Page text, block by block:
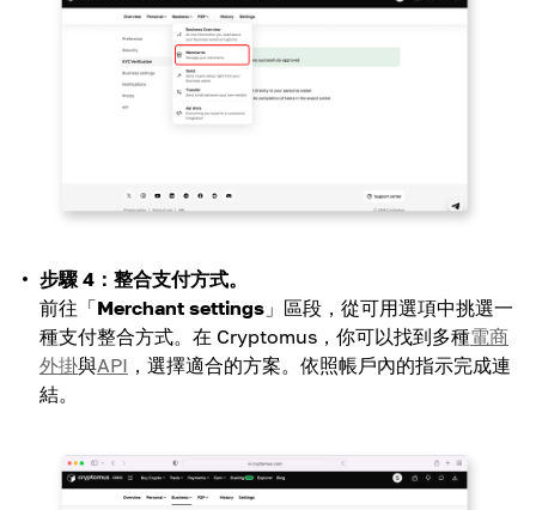
步驟 4：整合支付方式。
前往「Merchant settings 」區段，從可用選項中挑選一
種支付整合方式。在 Cryptomus，你可以找到多種電商
外掛與API ，選擇適合的方案。依照帳戶內的指示完成連
結。